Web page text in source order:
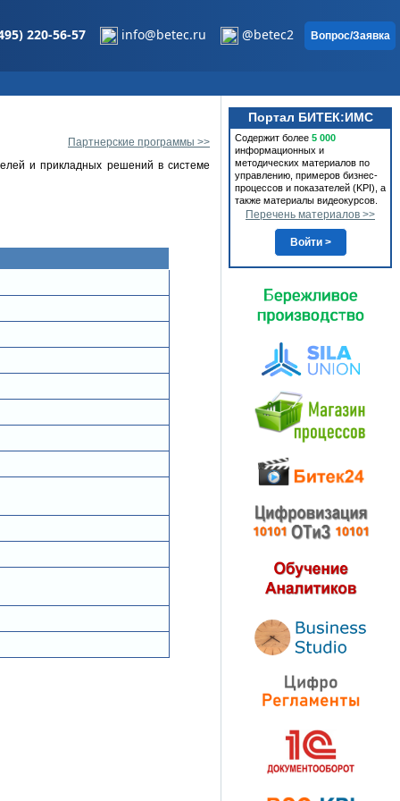
Партнерские программы >>
и прикладных решений в системе
Портал БИТЕК:ИМС
Содержит более 5 000
информационных и
методических материалов по
управлению, примеров бизнес-
процессов и показателей (KPI), а
также материалы видеокурсов.
Перечень материалов >>
Войти >
220-56-57 info@betec.ru @betec2 Вопрос/Заявка